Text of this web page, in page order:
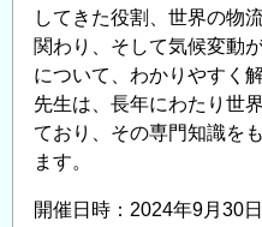
彰」
募
集
の
お
ら
してきた役割、世界の物
関わり、そして気候変動
について、わかりやすく
先生は、長年にわたり世
ており、その専門知識を
ます。
開催日時：2024年9月30